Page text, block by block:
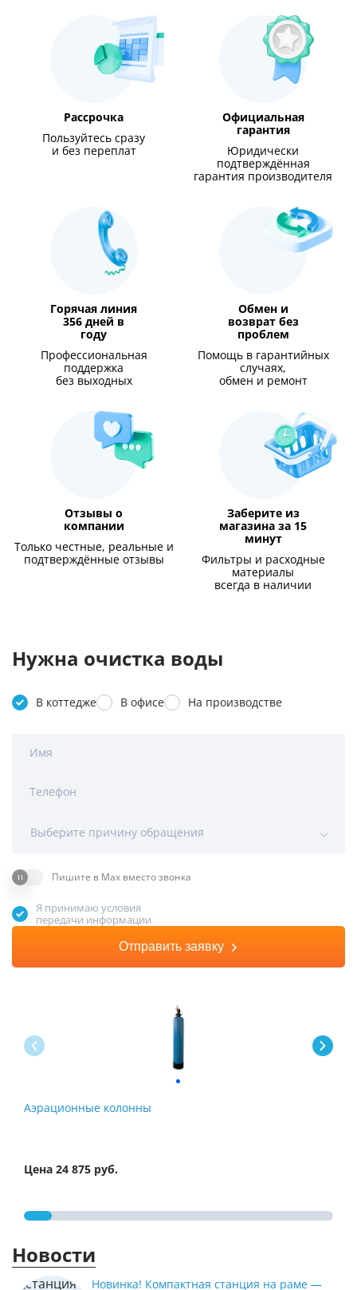
Рассрочка
Пользуйтесь сразу
и без переплат
Официальная
гарантия
Юридически
подтверждённая
гарантия производителя
Горячая линия
356 дней в
году
Профессиональная
поддержка
без выходных
Обмен и
возврат без
проблем
Помощь в гарантийных
случаях,
обмен и ремонт
Отзывы о
компании
Только честные, реальные и
подтверждённые отзывы
Заберите из
магазина за 15
минут
Фильтры и расходные
материалы
всегда в наличии
Нужна очистка воды
В коттедже В офисе На производстве
Имя
Телефон
Выберите причину обращения
Пишите в Max вместо звонка
Я принимаю условия
передачи информации
Отправить заявку
Аэрационные колонны
Цена 24 875 руб.
Новости
Новинка! Компактная станция на раме —